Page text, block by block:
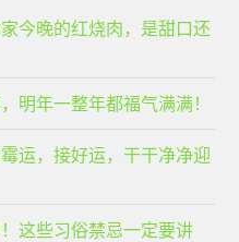
今晚的红烧肉，是甜口还
明年一整年都福气满满！
运，接好运，干干净净迎
这些习俗禁忌一定要讲